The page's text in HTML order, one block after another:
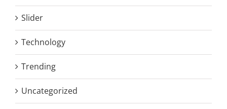
Slider
Technology
Trending
Uncategorized